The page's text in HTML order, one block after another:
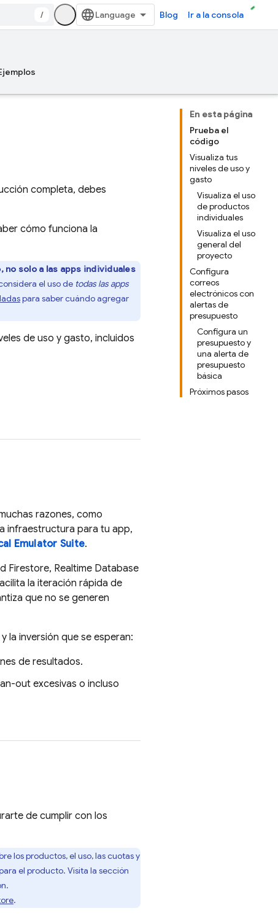
/ Blog Ir a la consola
En esta página
Prueba el
código
Visualiza tus
niveles de uso y
gasto
Visualiza el uso
de productos
individuales
Visualiza el uso
general del
proyecto
Configura
correos
electrónicos con
alertas de
presupuesto
Configura un
presupuesto y
una alerta de
presupuesto
básica
Próximos pasos
completa, debes
cómo funciona la
solo a las apps individuales
el uso de todas las apps
para saber cuándo agregar
de uso y gasto, incluidos
razones, como
infraestructura para tu app,
Emulator Suite.
Firestore, Realtime Database
la iteración rápida de
que no se generen
la inversión que se esperan:
de resultados.
out excesivas o incluso
de cumplir con los
los productos, el uso, las cuotas y
el producto. Visita la sección
.